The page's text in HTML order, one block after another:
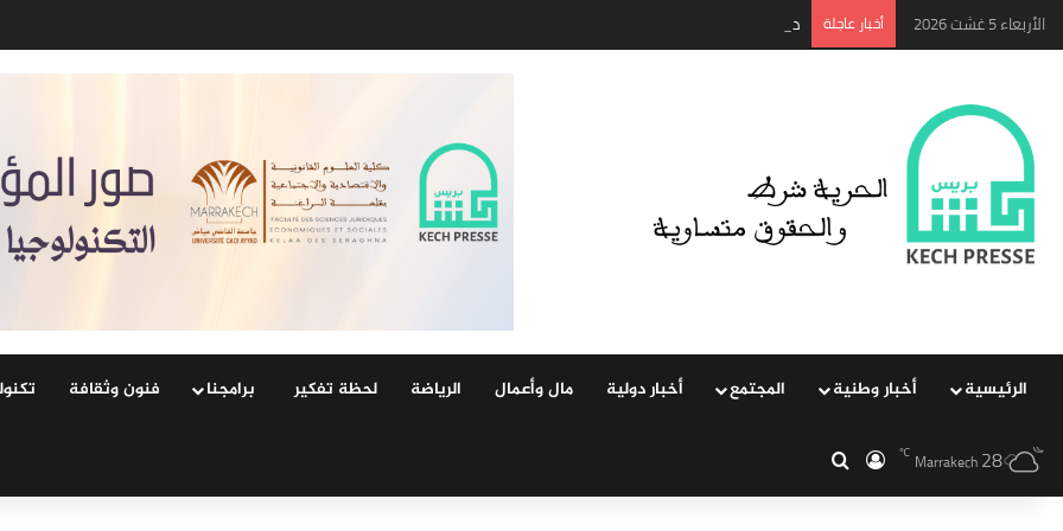
الأربعاء 5 غشت 2026 ‏أخبار عاجلة د امحمد مالكي: العدالة بلسم الحرية
الرئيسية ‏أخبار وطنية المجتمع ‏أخبار دولية مال وأعمال الرياضة لحظة تفكير ‏ ‏برامجنا فنون وثقافة
Marrakech28
℃ ‏الدخول